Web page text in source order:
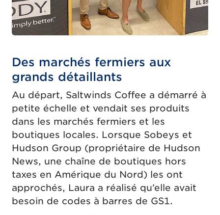
Des marchés fermiers aux
grands détaillants
Au départ, Saltwinds Coffee a démarré à
petite échelle et vendait ses produits
dans les marchés fermiers et les
boutiques locales. Lorsque Sobeys et
Hudson Group (propriétaire de Hudson
News, une chaîne de boutiques hors
taxes en Amérique du Nord) les ont
approchés, Laura a réalisé qu’elle avait
besoin de codes à barres de GS1.